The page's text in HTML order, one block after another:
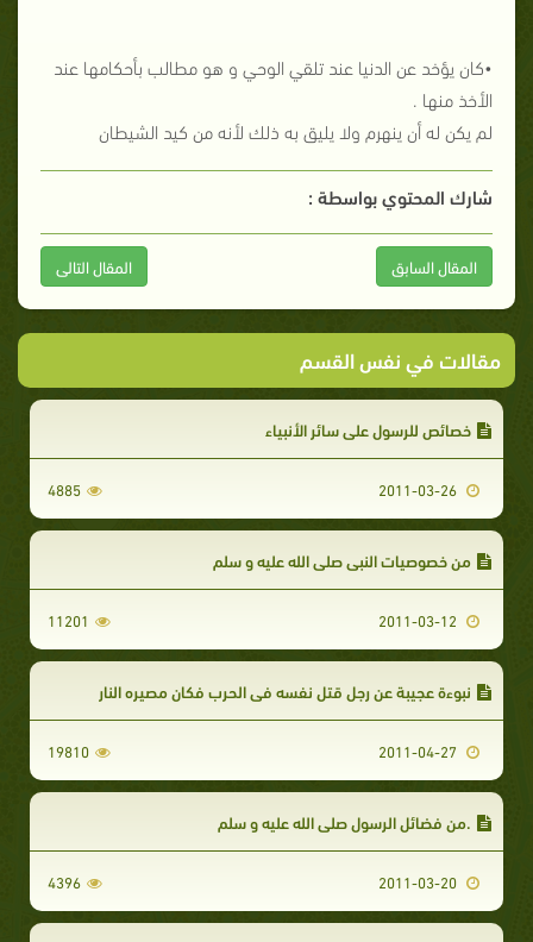
•كان يؤخد عن الدنيا عند تلقي الوحي و هو مطالب بأحكامها عند
الأخذ منها .
لم يكن له أن ينهرم ولا يليق به ذلك لأنه من كيد الشيطان
شارك المحتوي بواسطة :
المقال السابق المقال التالى
مقالات في نفس القسم
خصائص للرسول على سائر الأنبياء
4885
من خصوصيات النبي صلى الله عليه و سلم
11201
نبوءة عجيبة عن رجل قتل نفسه في الحرب فكان مصيره النار
19810
.من فضائل الرسول صلى الله عليه و سلم
4396